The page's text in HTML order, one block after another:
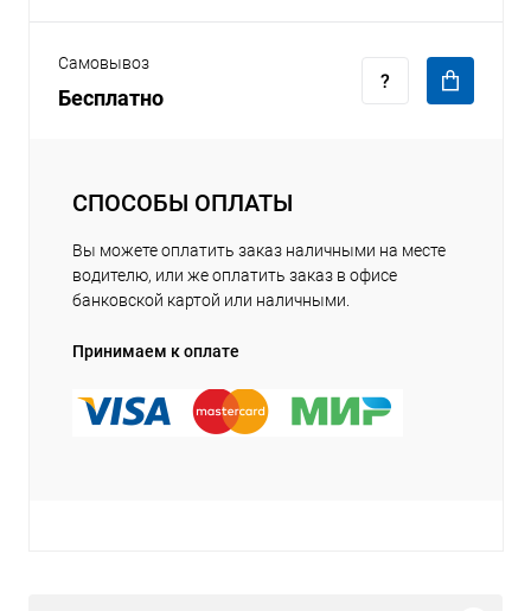
Самовывоз
Бесплатно
СПОСОБЫ ОПЛАТЫ
Вы можете оплатить заказ наличными на месте
водителю, или же оплатить заказ в офисе
банковской картой или наличными.
Принимаем к оплате